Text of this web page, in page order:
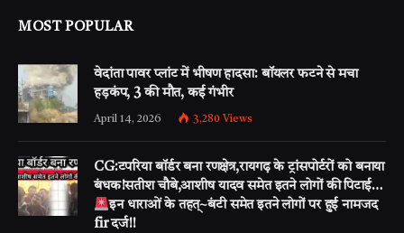
MOST POPULAR
वेदांता पावर प्लांट में भीषण हादसा: बॉयलर फटने से मचा
हड़कंप, 3 की मौत, कई गंभीर
April 14, 2026 3,280 Views
CG:टपरिया बॉर्डर बना रणक्षेत्र,रायगढ़ के ट्रांसपोर्टरों को बनाया
बंधक!सतीश चौबे,आशीष यादव समेत इतने लोगों की पिटाई…
इन धाराओं के तहत्~बंटी समेत इतने लोगों पर हुई नामजद
fir दर्ज!!